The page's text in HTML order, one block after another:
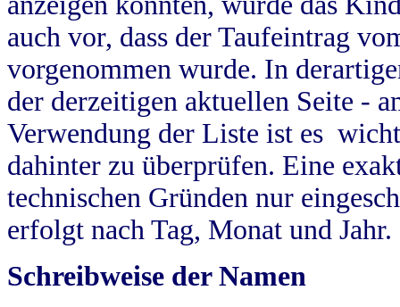
auch vor, dass der Taufeintrag
vorgenommen wurde. In
der derzeitigen aktuellen Seite -
Verwendung der Liste ist es
dahinter zu überprüfen. Eine
technischen Gründen nur
erfolgt nach Tag, Monat und Jahr.
Schreibweise der Namen